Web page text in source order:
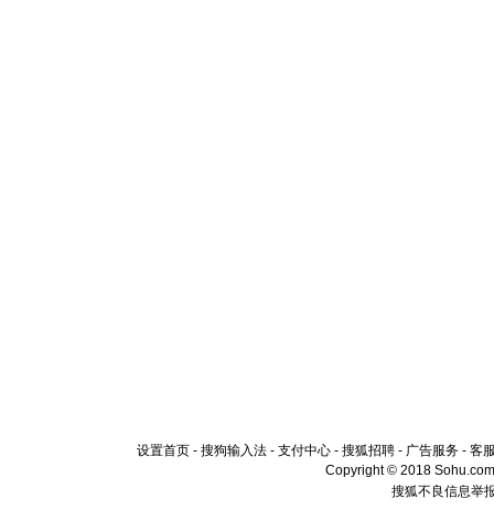
设置首页 - 搜狗输入法 - 支付中心 - 搜狐招聘 - 广告服务 - 客
Copyright © 2018
搜狐不良信息举